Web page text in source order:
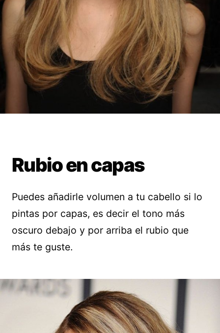
Rubio en capas
Puedes añadirle volumen a tu cabello si lo
pintas por capas, es decir el tono más
oscuro debajo y por arriba el rubio que
más te guste.